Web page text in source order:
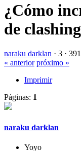
¿Cómo
de
naraku darklan · 3 ·
« anterior próximo »
Imprimir
Páginas: 1
naraku darklan
Yoyo